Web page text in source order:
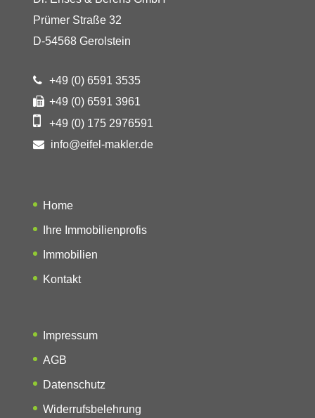
Prümer Straße 32
D-54568 Gerolstein
+49 (0) 6591 3535
+49 (0) 6591 3961
+49 (0) 175 2976591
info@eifel-makler.de
Home
Ihre Immobilienprofis
Immobilien
Kontakt
Impressum
AGB
Datenschutz
Widerrufsbelehrung